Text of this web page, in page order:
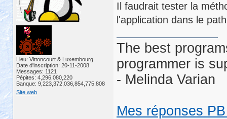
Lieu: Vittoncourt & Luxembourg
Date d'inscription: 20-11-2008
Messages: 1121
Pépites: 4,296,080,220
Banque: 9,223,372,036,854,775,808
Site web
Il faudrait tester la
l'application dans le
The best
programmer is
- Melinda Varian
Mes réponses